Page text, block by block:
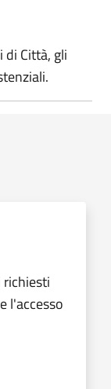
Città, gli
l'accesso